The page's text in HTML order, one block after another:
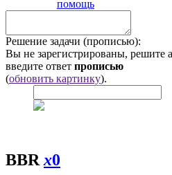
помощь
Решение задачи (прописью):
Вы не зарегистрированы, решите
введите ответ прописью
(обновить картинку).
BBRx0